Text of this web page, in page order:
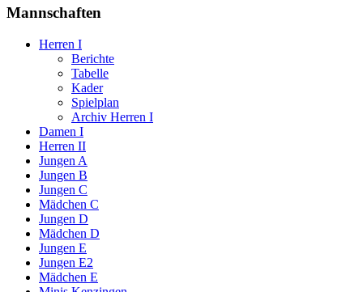
Mannschaften
Herren I
Berichte
Tabelle
Kader
Spielplan
Archiv Herren I
Damen I
Herren II
Jungen A
Jungen B
Jungen C
Mädchen C
Jungen D
Mädchen D
Jungen E
Jungen E2
Mädchen E